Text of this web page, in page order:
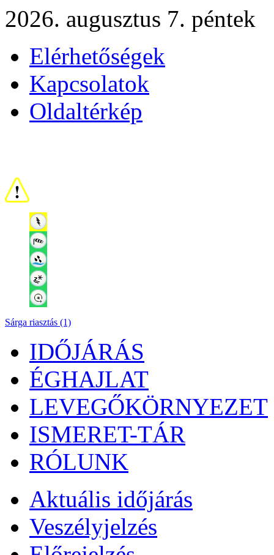
2026. augusztus 7. péntek
Elérhetőségek
Kapcsolatok
Oldaltérkép
Sárga riasztás (1)
IDŐJÁRÁS
ÉGHAJLAT
LEVEGŐKÖRNYEZET
ISMERET-TÁR
RÓLUNK
Aktuális időjárás
Veszélyjelzés